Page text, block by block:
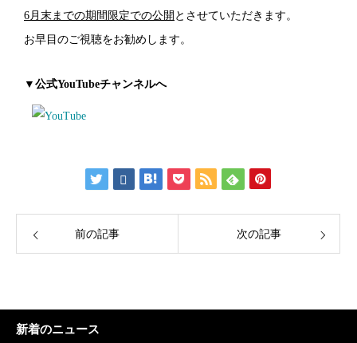
6月末までの期間限定での公開 とさせていただきます。
お早目のご視聴をお勧めします。
▼公式YouTubeチャンネルへ
前の記事 次の記事
新着のニュース